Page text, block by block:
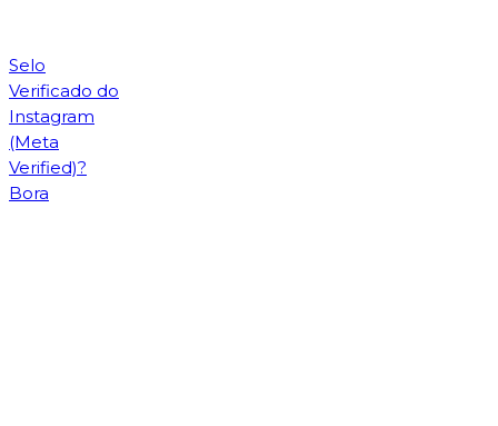
Selo
Verificado do
Instagram
(Meta
Verified)?
Bora